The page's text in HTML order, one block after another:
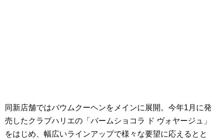
同新店舗ではバウムクーヘンをメインに展開。今年1月に発
売したクラブハリエの「バームショコラ ド ヴォヤージュ」
をはじめ、幅広いラインアップで様々な要望に応えるとと